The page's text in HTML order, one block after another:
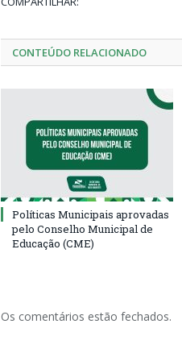
CONTEÚDO RELACIONADO
Políticas Municipais aprovadas
pelo Conselho Municipal de
Educação (CME)
Os comentários estão fechados.